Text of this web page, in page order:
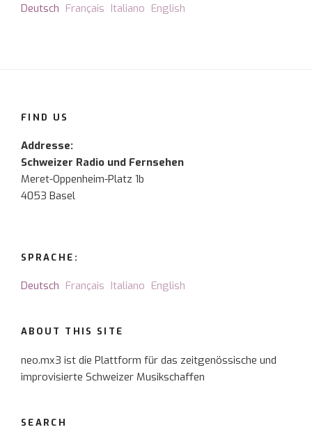
Deutsch Français Italiano English
FIND US
Addresse:
Schweizer Radio und Fernsehen
Meret-Oppenheim-Platz 1b
4053 Basel
SPRACHE:
Deutsch Français Italiano English
ABOUT THIS SITE
neo.mx3 ist die Plattform für das zeitgenössische und
improvisierte Schweizer Musikschaffen
SEARCH